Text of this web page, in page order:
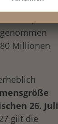
werden
als 22,5
Millionen
26. Juli
gilt die